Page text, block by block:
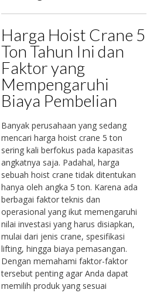
Harga Hoist Crane 5
Ton Tahun Ini dan
Faktor yang
Mempengaruhi
Biaya Pembelian
Banyak perusahaan yang sedang
mencari harga hoist crane 5 ton
sering kali berfokus pada kapasitas
angkatnya saja. Padahal, harga
sebuah hoist crane tidak ditentukan
hanya oleh angka 5 ton. Karena ada
berbagai faktor teknis dan
operasional yang ikut memengaruhi
nilai investasi yang harus disiapkan,
mulai dari jenis crane, spesifikasi
lifting, hingga biaya pemasangan.
Dengan memahami faktor-faktor
tersebut penting agar Anda dapat
memilih produk yang sesuai